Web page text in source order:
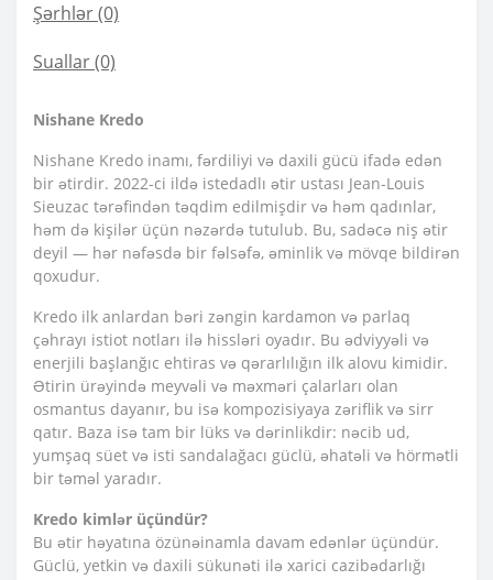
Şərhlər (0)
Suallar(0)
Nishane Kredo
Nishane Kredo inamı, fərdiliyi və daxili gücü ifadə edən
bir ətirdir. 2022-ci ildə istedadlı ətir ustası Jean-Louis
Sieuzac tərəfindən təqdim edilmişdir və həm qadınlar,
həm də kişilər üçün nəzərdə tutulub. Bu, sadəcə niş ətir
deyil — hər nəfəsdə bir fəlsəfə, əminlik və mövqe bildirən
qoxudur.
Kredo ilk anlardan bəri zəngin kardamon və parlaq
çəhrayı istiot notları ilə hissləri oyadır. Bu ədviyyəli və
enerjili başlanğıc ehtiras və qərarlılığın ilk alovu kimidir.
Ətirin ürəyində meyvəli və məxməri çalarları olan
osmantus dayanır, bu isə kompozisiyaya zəriflik və sirr
qatır. Baza isə tam bir lüks və dərinlikdir: nəcib ud,
yumşaq süet və isti sandalağacı güclü, əhatəli və hörmətli
bir təməl yaradır.
Kredo kimlər üçündür?
Bu ətir həyatına özünəinamla davam edənlər üçündür.
Güclü, yetkin və daxili sükunəti ilə xarici cazibədarlığı